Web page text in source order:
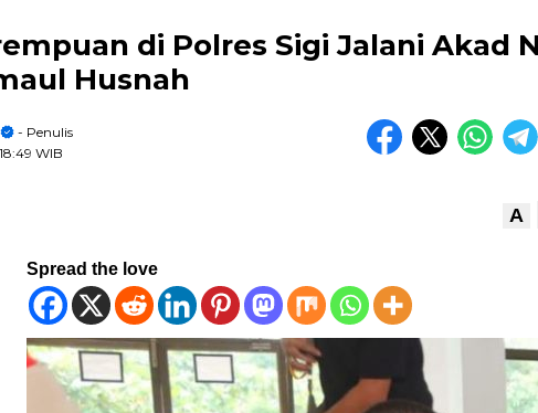
di Polres Sigi Jalani Akad
Husnah
- Penulis
WIB
A
Spread the love